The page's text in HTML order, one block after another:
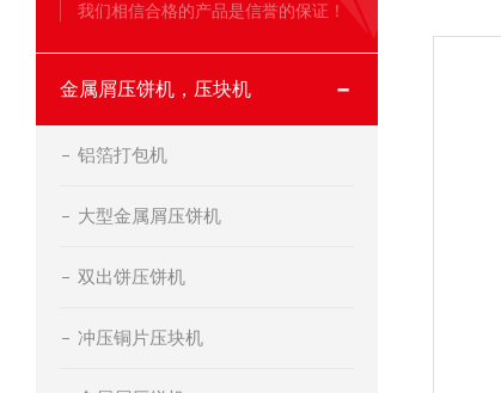
我们相信合格的产品是信誉的保证！
金属屑压饼机，压块机
铝箔打包机
大型金属屑压饼机
双出饼压饼机
冲压铜片压块机